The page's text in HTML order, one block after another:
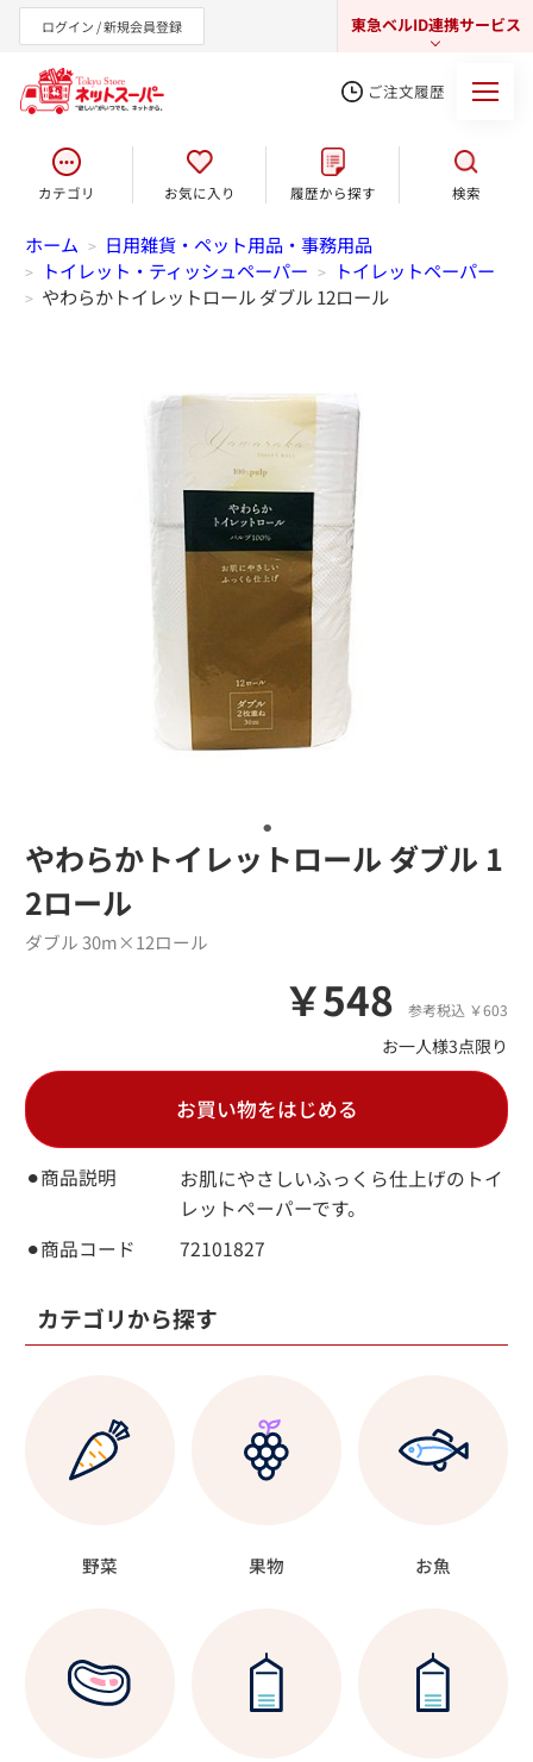
ログイン / 新規会員登録 東急ベルID連携サービス
東急オンラインショップ
ご注文履歴
カテゴリ お気に入り 履歴から探す 検索
ホーム > 日用雑貨・ペット用品・事務用品
> トイレット・ティッシュペーパー > トイレットペーパー
> やわらかトイレットロール ダブル 12ロール
やわらかトイレットロール ダブル 1
2ロール
⚫︎商品説明
お肌にやさしいふっくら仕上げのトイ
レットペーパーです。
￥548 参考税込 ￥603
お一人様3点限り
⚫︎商品コード 72101827
ダブル 30m×12ロール
お買い物をはじめる
カテゴリから探す
野菜 果物 お魚